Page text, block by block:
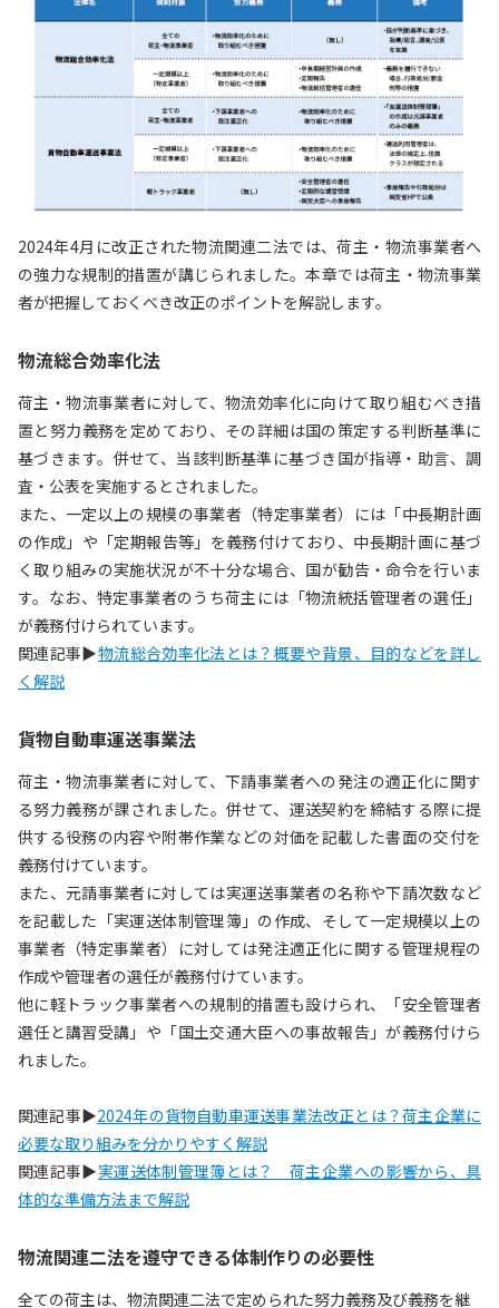
2024年4月に改正された物流関連二法では、荷主・物流事業者へ
の強力な規制的措置が講じられました。本章では荷主・物流事業
者が把握しておくべき改正のポイントを解説します。
物流総合効率化法
荷主・物流事業者に対して、物流効率化に向けて取り組むべき措
置と努力義務を定めており、その詳細は国の策定する判断基準に
基づきます。併せて、当該判断基準に基づき国が指導・助言、調
査・公表を実施するとされました。
また、一定以上の規模の事業者（特定事業者）には「中長期計画
の作成」や「定期報告等」を義務付けており、中長期計画に基づ
く取り組みの実施状況が不十分な場合、国が勧告・命令を行いま
す。なお、特定事業者のうち荷主には「物流統括管理者の選任」
が義務付けられています。
関連記事▶物流総合効率化法とは？概要や背景、目的などを詳し
く解説
貨物自動車運送事業法
荷主・物流事業者に対して、下請事業者への発注の適正化に関す
る努力義務が課されました。併せて、運送契約を締結する際に提
供する役務の内容や附帯作業などの対価を記載した書面の交付を
義務付けています。
また、元請事業者に対しては実運送事業者の名称や下請次数など
を記載した「実運送体制管理簿」の作成、そして一定規模以上の
事業者（特定事業者）に対しては発注適正化に関する管理規程の
作成や管理者の選任が義務付けています。
他に軽トラック事業者への規制的措置も設けられ、「安全管理者
選任と講習受講」や「国土交通大臣への事故報告」が義務付けら
れました。
関連記事▶2024年の貨物自動車運送事業法改正とは？荷主企業に
必要な取り組みを分かりやすく解説
関連記事▶実運送体制管理簿とは？ 荷主企業への影響から、具
体的な準備方法まで解説
物流関連二法を遵守できる体制作りの必要性
全ての荷主は、物流関連二法で定められた努力義務及び義務を継